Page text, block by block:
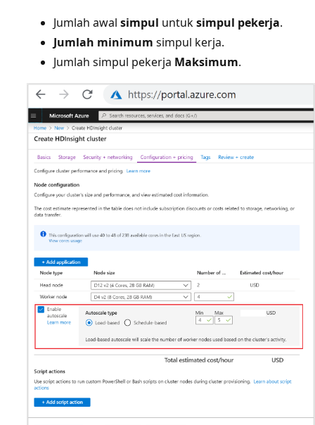
Jumlah awal simpul untuksimpul pekerja.
Jumlah minimum simpul kerja.
Jumlah simpul pekerja Maksimum.